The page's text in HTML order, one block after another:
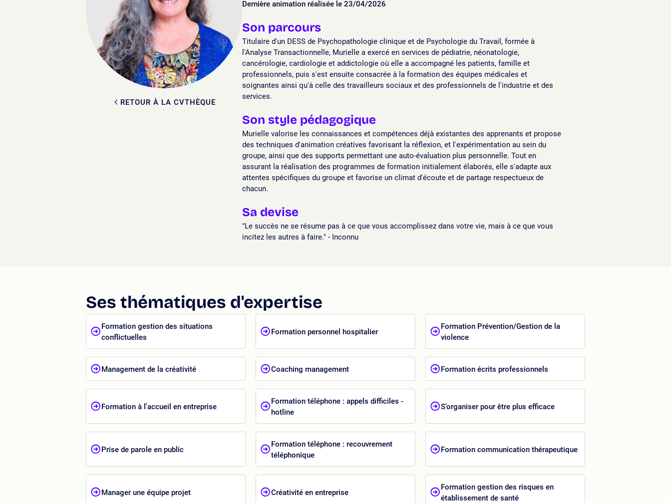
RETOUR À LA CVTHÈQUE
Dernière animation réalisée le 23/04/2026
Son parcours
Titulaire d'un DESS de Psychopathologie clinique et de Psychologie du Travail, formée à
l'Analyse Transactionnelle, Murielle a exercé en services de pédiatrie, néonatologie,
cancérologie, cardiologie et addictologie où elle a accompagné les patients, famille et
professionnels, puis s'est ensuite consacrée à la formation des équipes médicales et
soignantes ainsi qu'à celle des travailleurs sociaux et des professionnels de l'industrie et des
services.
Son style pédagogique
Murielle valorise les connaissances et compétences déjà existantes des apprenants et propose
des techniques d'animation créatives favorisant la réflexion, et l'expérimentation au sein du
groupe, ainsi que des supports permettant une auto-évaluation plus personnelle. Tout en
assurant la réalisation des programmes de formation initialement élaborés, elle s'adapte aux
attentes spécifiques du groupe et favorise un climat d'écoute et de partage respectueux de
chacun.
Sa devise
"Le succès ne se résume pas à ce que vous accomplissez dans votre vie, mais à ce que vous
incitez les autres à faire." - Inconnu
Ses thématiques d'expertise
Formation gestion des situations
conflictuelles
Formation personnel hospitalier
Formation Prévention/Gestion de la
violence
Management de la créativité Coaching management Formation écrits professionnels
Formation à l'accueil en entreprise
Formation téléphone : appels difficiles -
hotline
S'organiser pour être plus efficace
Prise de parole en public
Formation téléphone : recouvrement
téléphonique
Formation communication thérapeutique
Manager une équipe projet Créativité en entreprise
Formation gestion des risques en
établissement de santé